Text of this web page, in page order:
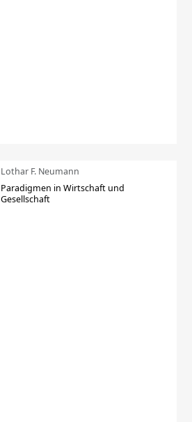
Lothar F. Neumann
Paradigmen in Wirtschaft und
Gesellschaft